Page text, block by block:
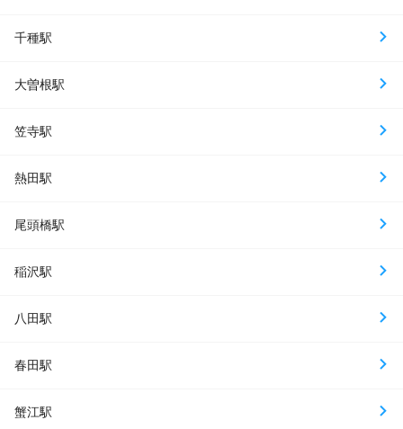
千種駅
大曽根駅
笠寺駅
熱田駅
尾頭橋駅
稲沢駅
八田駅
春田駅
蟹江駅